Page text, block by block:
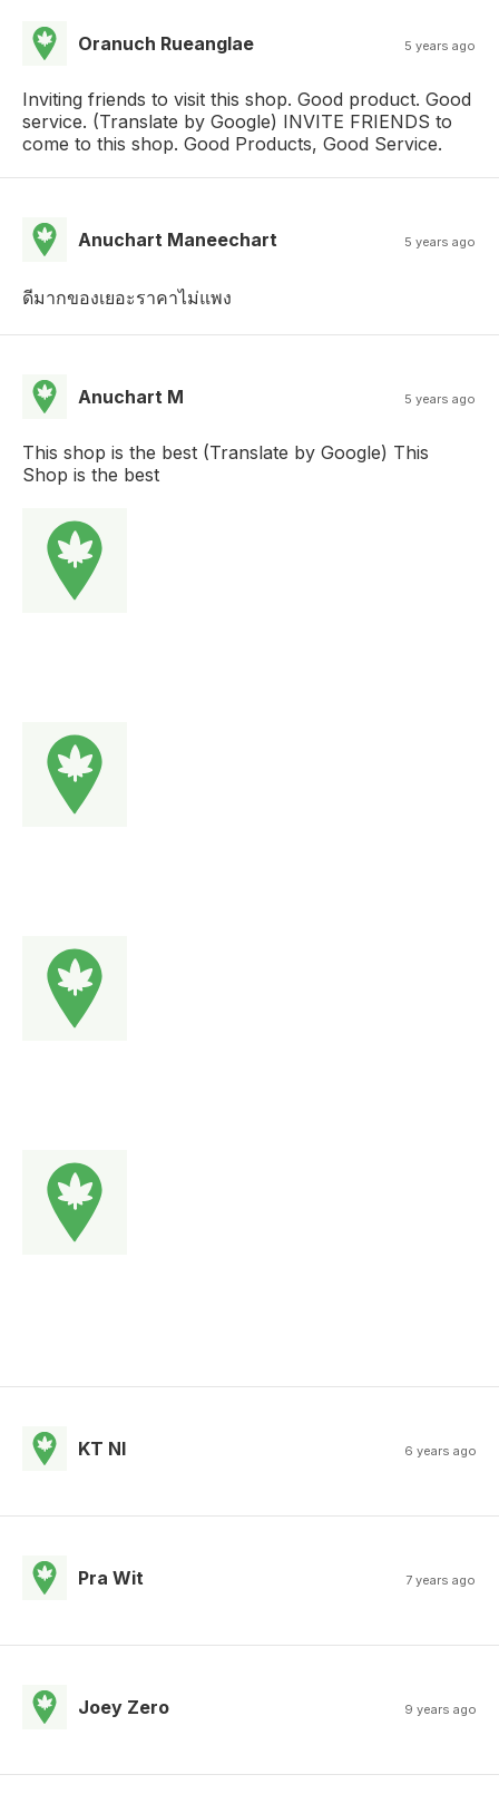
Oranuch Rueanglae 5 years ago
Inviting friends to visit this shop. Good product. Good
service. (Translate by Google) INVITE FRIENDS to
come to this shop. Good Products, Good Service.
Anuchart Maneechart 5 years ago
ดีมากของเยอะราคาไม่แพง
Anuchart M 5 years ago
This shop is the best (Translate by Google) This
Shop is the best
KT NI 6 years ago
Pra Wit 7 years ago
Joey Zero 9 years ago